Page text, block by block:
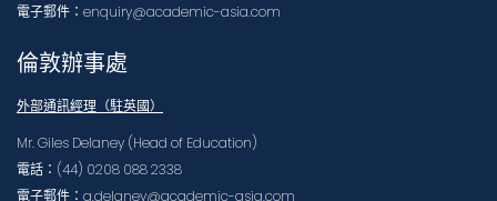
電子郵件：enquiry@academic-asia.com
倫敦辦事處
外部通訊經理（駐英國）
Mr. Giles Delaney (Head of Education)
電話：(44) 0208 088 2338
電子郵件：g.delaney@academic-asia.com